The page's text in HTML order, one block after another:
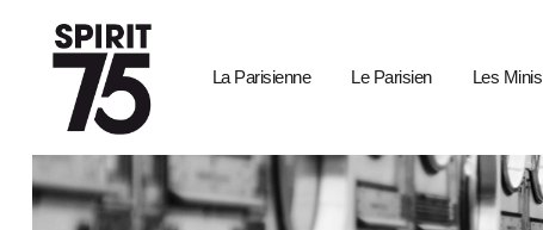
La Parisienne Le Parisien Les Minis